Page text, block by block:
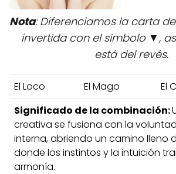
Nota: Diferenciamos la carta
invertida con el símbolo ▼,
está del revés.
El Loco El Mago
El
Significado de la combinación:
creativa se fusiona con la
interna, abriendo un camino lleno
donde los instintos y la intuición
armonía.